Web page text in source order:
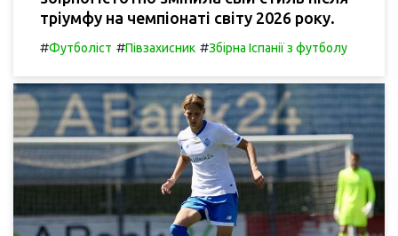
тріумфу на чемпіонаті світу 2026 року.
#Футболіст #Півзахисник #Збірна Іспанії з футболу